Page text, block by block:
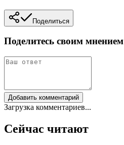
Поделиться
Поделитесь своим мнением
Добавить комментарий
Загрузка комментариев...
Сейчас читают